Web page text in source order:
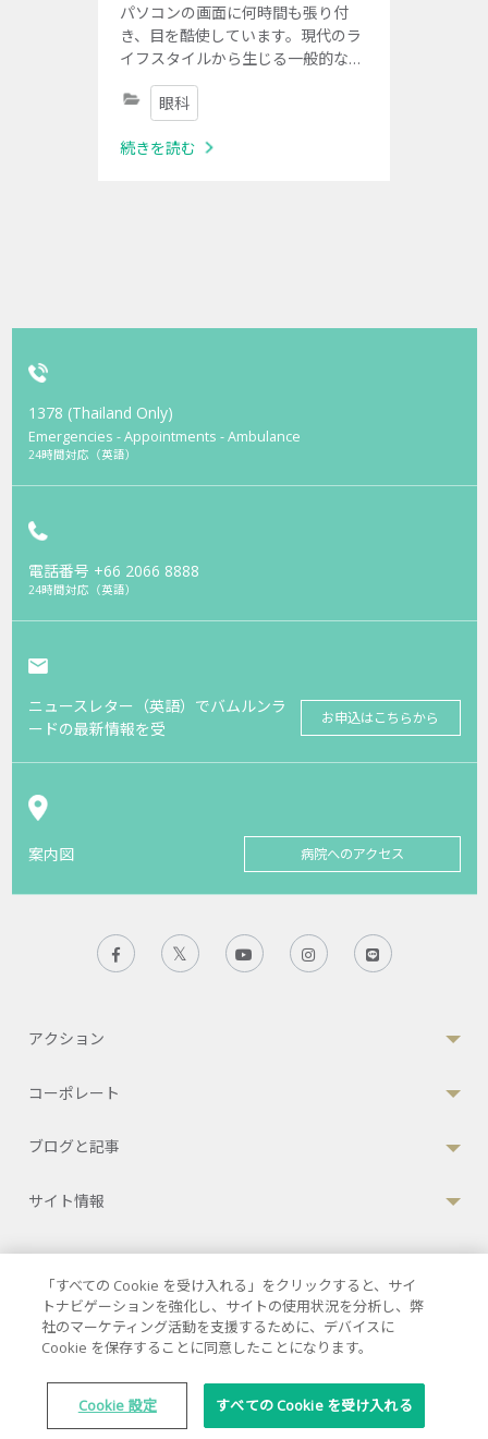
パソコンの画面に何時間も張り付
き、目を酷使しています。現代のラ
イフスタイルから生じる一般的な体
の問題のひとつがドライアイです。
眼科
続きを読む
1378 (Thailand Only)
Emergencies - Appointments - Ambulance
24時間対応（英語）
電話番号 +66 2066 8888
24時間対応（英語）
ニュースレター（英語）でバムルンラ
ードの最新情報を受
お申込はこちらから
案内図 病院へのアクセス
アクション
コーポレート
ブログと記事
サイト情報
個人情報保護方針 利用規約 | クッキーポリシー
© 2026 バムルンラードインターナショナル
JCI認定病院
All rights reserved.
「すべての Cookie を受け入れる」をクリックすると、サイ
トナビゲーションを強化し、サイトの使用状況を分析し、弊
社のマーケティング活動を支援するために、デバイスに
Cookie を保存することに同意したことになります。
Cookie 設定 すべての Cookie を受け入れる